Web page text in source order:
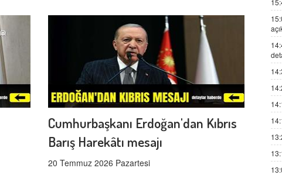
Cumhurbaşkanı Erdoğan'dan Kıbrıs
Barış Harekâtı mesajı
20 Temmuz 2026 Pazartesi